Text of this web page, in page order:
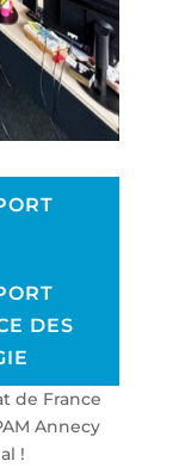
DES
de France
Annecy
!